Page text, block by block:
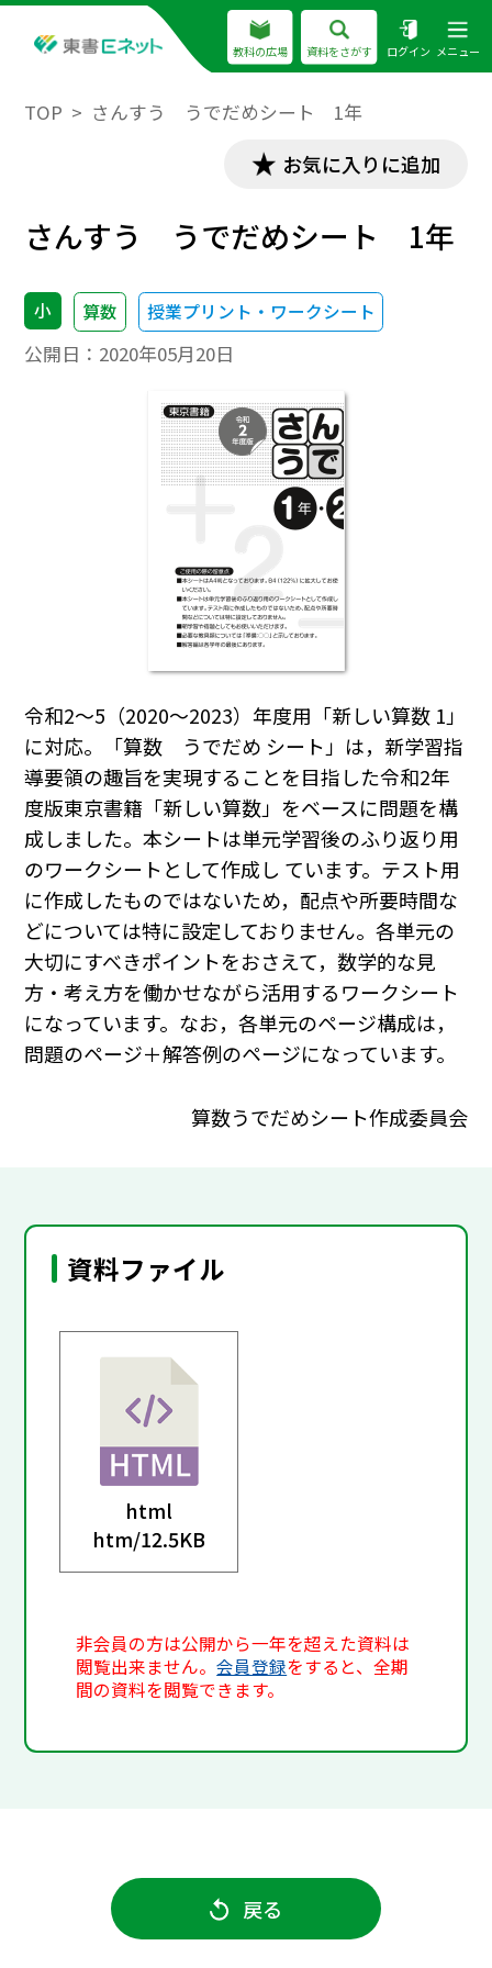
教科の広場 資料をさがす ログイン メニュー
TOP さんすう うでだめシート 1年
お気に入りに追加
さんすう うでだめシート 1年
小 算数 授業プリント・ワークシート
公開日： 2020年05月20日
令和2～5（2020～2023）年度用「新しい算数 1」
に対応。「算数 うでだめ シート」は，新学習指
導要領の趣旨を実現することを目指した令和2年
度版東京書籍「新しい算数」をベースに問題を構
成しました。本シートは単元学習後のふり返り用
のワークシートとして作成し ています。テスト用
に作成したものではないため，配点や所要時間な
どについては特に設定しておりません。各単元の
大切にすべきポイントをおさえて，数学的な見
方・考え方を働かせながら活用するワークシート
になっています。なお，各単元のページ構成は，
問題のページ＋解答例のページになっています。
算数うでだめシート作成委員会
資料ファイル
html
htm/12.5KB
非会員の方は公開から一年を超えた資料は
閲覧出来ません。会員登録をすると、全期
間の資料を閲覧できます。
戻る